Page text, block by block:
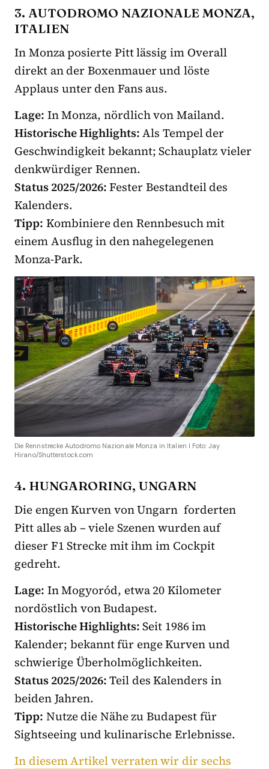
3. AUTODROMO NAZIONALE MONZA,
ITALIEN
In Monza posierte Pitt lässig im Overall
direkt an der Boxenmauer und löste
Applaus unter den Fans aus.
Lage: In Monza, nördlich von Mailand.
Historische Highlights:Als Tempel der
Geschwindigkeit bekannt; Schauplatz vieler
denkwürdiger Rennen.
Status 2025/2026:Fester Bestandteil des
Kalenders.
Tipp: Kombiniere den Rennbesuch mit
einem Ausflug in den nahegelegenen
Monza-Park.
Die Rennstrecke Autodromo Nazionale Monza in Italien I Foto: Jay
Hirano/Shutterstock.com
4. HUNGARORING, UNGARN
Die engen Kurven von Ungarn forderten
Pitt alles ab – viele Szenen wurden auf
dieser F1 Strecke mit ihm im Cockpit
gedreht.
Lage: In Mogyoród, etwa 20 Kilometer
nordöstlich von Budapest.
Historische Highlights:Seit 1986 im
Kalender; bekannt für enge Kurven und
schwierige Überholmöglichkeiten.
Status 2025/2026:Teil des Kalenders in
beiden Jahren.
Tipp: Nutze die Nähe zu Budapest für
Sightseeing und kulinarische Erlebnisse.
In diesem Artikel verraten wir dir sechs